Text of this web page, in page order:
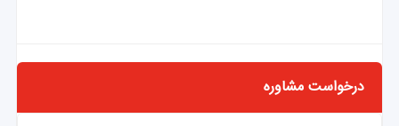
درخواست مشاوره